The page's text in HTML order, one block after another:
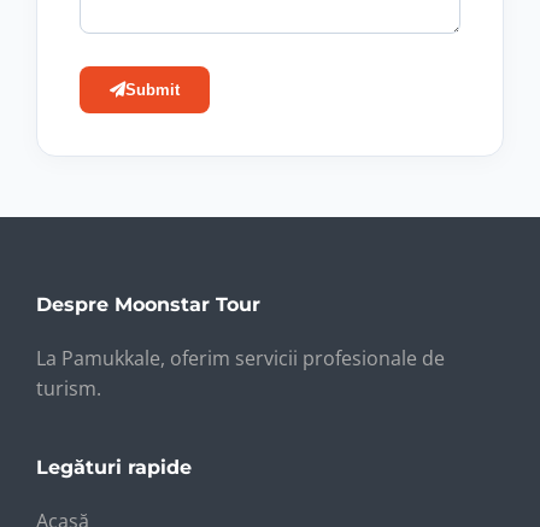
Submit
Despre Moonstar Tour
La Pamukkale, oferim servicii profesionale de
turism.
Legături rapide
Acasă